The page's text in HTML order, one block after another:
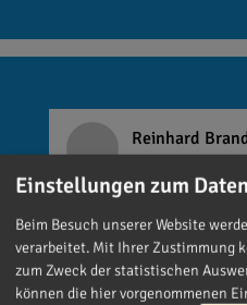
Reinhard
Mein meistgenutztes
„Danke!“ 😊 Vielen
Glückwünsche,
vielen lieben Worte.
Einstellungen zum
Beim Besuch unserer Website
verarbeitet. Mit Ihrer Zustimmung
zum Zweck der statistischen
können die hier vorgenommenen